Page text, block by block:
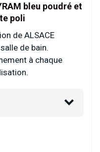
bleu poudré et
poli
de ALSACE
de bain.
à chaque